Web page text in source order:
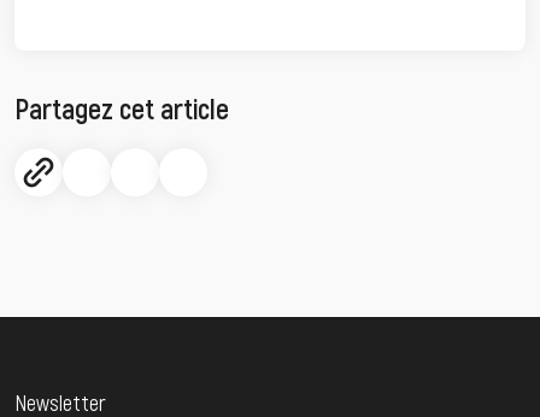
Partagez cet article
Newsletter